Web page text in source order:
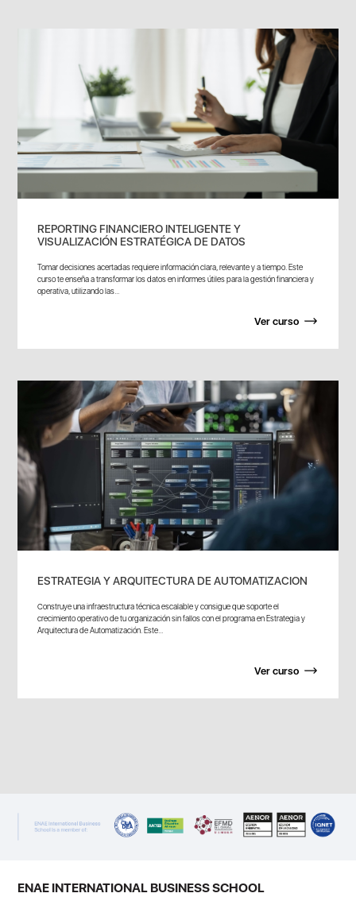
REPORTING FINANCIERO INTELIGENTE Y
VISUALIZACIÓN ESTRATÉGICA DE DATOS
Tomar decisiones acertadas requiere información clara, relevante y a tiempo. Este
curso te enseña a transformar los datos en informes útiles para la gestión financiera y
operativa, utilizando las...
Ver curso
ESTRATEGIA Y ARQUITECTURA DE AUTOMATIZACION
Construye una infraestructura técnica escalable y consigue que soporte el
crecimiento operativo de tu organización sin fallos con el programa en Estrategia y
Arquitectura de Automatización. Este...
Ver curso
ENAE INTERNATIONAL BUSINESS SCHOOL